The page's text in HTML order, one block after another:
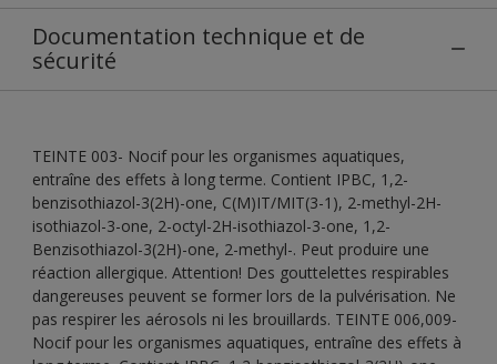
Documentation technique et de
sécurité
TEINTE 003- Nocif pour les organismes aquatiques,
entraîne des effets à long terme. Contient IPBC, 1,2-
benzisothiazol-3(2H)-one, C(M)IT/MIT(3-1), 2-methyl-2H-
isothiazol-3-one, 2-octyl-2H-isothiazol-3-one, 1,2-
Benzisothiazol-3(2H)-one, 2-methyl-. Peut produire une
réaction allergique. Attention! Des gouttelettes respirables
dangereuses peuvent se former lors de la pulvérisation. Ne
pas respirer les aérosols ni les brouillards. TEINTE 006,009-
Nocif pour les organismes aquatiques, entraîne des effets à